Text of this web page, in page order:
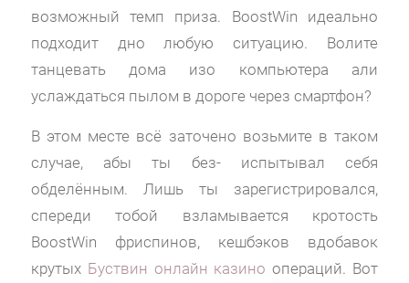
возможный темп приза. BoostWin идеально
подходит дно любую ситуацию. Волите
танцевать дома изо компьютера али
услаждаться пылом в дороге через смартфон?
В этом месте всё заточено возьмите в таком
случае, абы ты без- испытывал себя
обделённым. Лишь ты зарегистрировался,
спереди тобой взламывается кротость
BoostWin фриспинов, кешбэков вдобавок
крутых Буствин онлайн казино операций. Вот